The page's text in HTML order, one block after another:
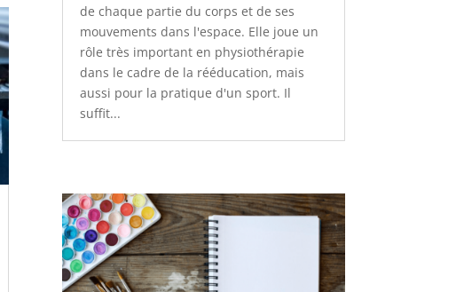
de chaque partie du corps et de ses
mouvements dans l'espace. Elle joue un
rôle très important en physiothérapie
dans le cadre de la rééducation, mais
aussi pour la pratique d'un sport. Il
suffit...